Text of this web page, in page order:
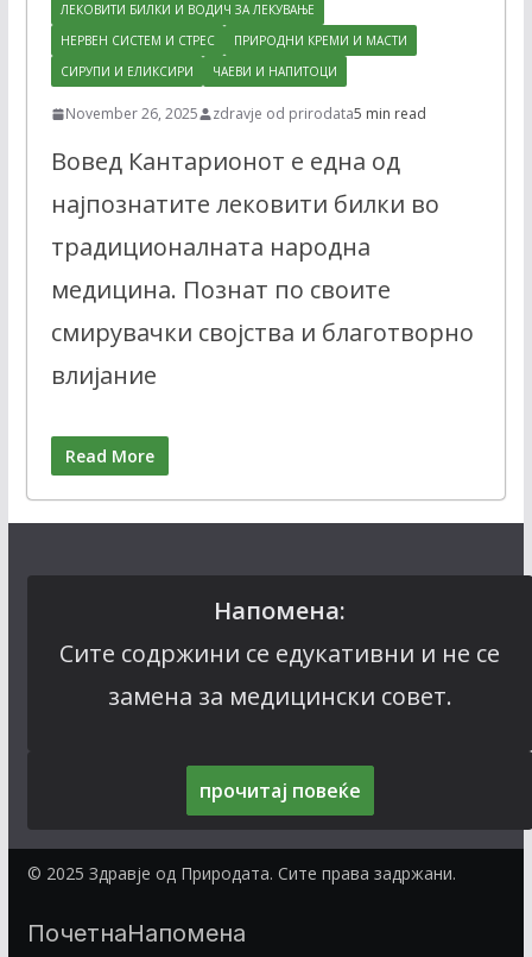
ЛЕКОВИТИ БИЛКИ И ВОДИЧ ЗА ЛЕКУВАЊЕ
НЕРВЕН СИСТЕМ И СТРЕС
ПРИРОДНИ КРЕМИ И МАСТИ
СИРУПИ И ЕЛИКСИРИ
ЧАЕВИ И НАПИТОЦИ
November 26, 2025 zdravje od prirodata5 min read
Вовед Кантарионот е една од
најпознатите лековити билки во
традиционалната народна
медицина. Познат по своите
смирувачки својства и благотворно
влијание
Read More
Напомена:
Сите содржини се едукативни и не се
замена за медицински совет.
прочитај повеќе
© 2025 Здравје од Природата. Сите права задржани.
ПочетнаНапомена